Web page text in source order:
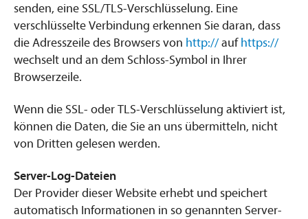
senden, eine SSL/TLS-Verschlüsselung. Eine
verschlüsselte Verbindung erkennen Sie daran, dass
die Adresszeile des Browsers von http://auf https://
wechselt und an dem Schloss-Symbol in Ihrer
Browserzeile.
Wenn die SSL- oder TLS-Verschlüsselung aktiviert ist,
können die Daten, die Sie an uns übermitteln, nicht
von Dritten gelesen werden.
Server-Log-Dateien
Der Provider dieser Website erhebt und speichert
automatisch Informationen in so genannten Server-